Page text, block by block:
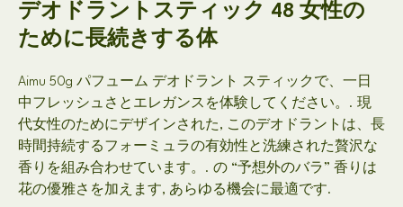
デオドラントスティック 48 女性の
ために長続きする体
Aimu 50g パフューム デオドラント スティックで、一日
中フレッシュさとエレガンスを体験してください。. 現
代女性のためにデザインされた, このデオドラントは、長
時間持続するフォーミュラの有効性と洗練された贅沢な
香りを組み合わせています。. の “予想外のバラ” 香りは
花の優雅さを加えます, あらゆる機会に最適です.